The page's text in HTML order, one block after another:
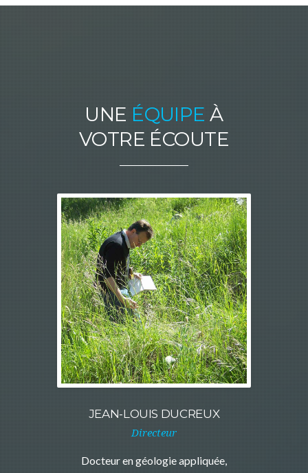
UNEÉQUIPEÀ
VOTRE ÉCOUTE
JEAN-LOUIS DUCREUX
Directeur
Docteur en géologie appliquée,